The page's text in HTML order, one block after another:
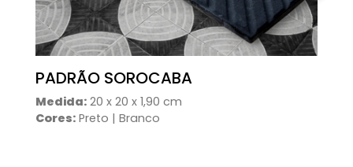
PADRÃO SOROCABA
Medida: 20 x 20 x 1,90 cm
Cores: Preto | Branco